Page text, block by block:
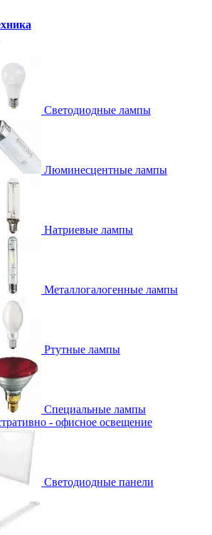
Светодиодные лампы
Люминесцентные лампы
Натриевые лампы
Металлогалогенные лампы
Ртутные лампы
Специальные лампы
- офисное освещение
Светодиодные панели